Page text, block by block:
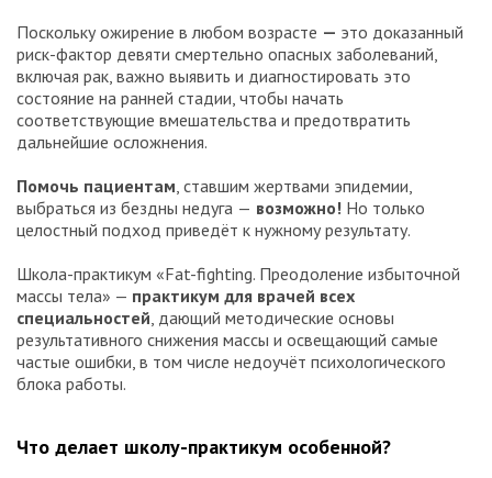
Поскольку ожирение в любом возрасте — это доказанный
риск-фактор девяти смертельно опасных заболеваний,
включая рак, важно выявить и диагностировать это
состояние на ранней стадии, чтобы начать
соответствующие вмешательства и предотвратить
дальнейшие осложнения.
Помочь пациентам , ставшим жертвами эпидемии,
выбраться из бездны недуга — возможно! Но только
целостный подход приведёт к нужному результату.
Школа-практикум «Fat-fighting. Преодоление избыточной
массы тела» — практикум для врачей всех
специальностей , дающий методические основы
результативного снижения массы и освещающий самые
частые ошибки, в том числе недоучёт психологического
блока работы.
Что делает школу-практикум особенной?